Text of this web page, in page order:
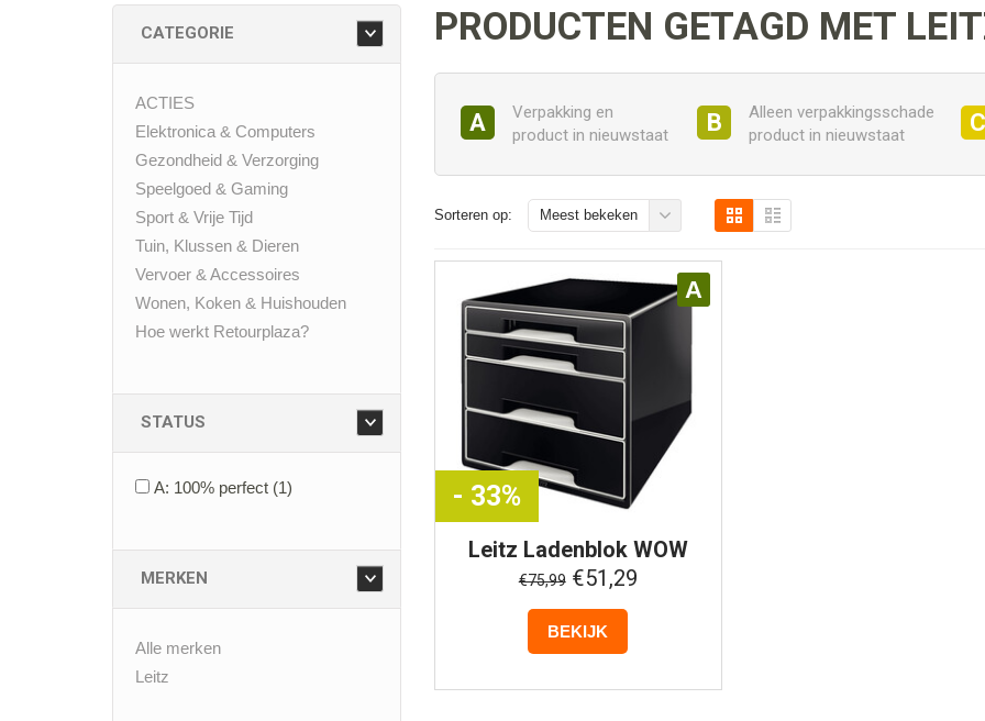
CATEGORIE
ACTIES
Elektronica & Computers
Gezondheid & Verzorging
Speelgoed & Gaming
Sport & Vrije Tijd
Tuin, Klussen & Dieren
Vervoer & Accessoires
Wonen, Koken & Huishouden
Hoe werkt Retourplaza?
STATUS
A: 100% perfect (1)
MERKEN
Alle merken
Leitz
PRODUCTEN GETAGD MET
A
Verpakking en
product in nieuwstaat
B
Alleen verpakkingsschade
product in nieuwstaat
Sorteren op: Meest bekeken
A
- 33%
Leitz Ladenblok WOW
Cube - 4 lades - Zwart
€75,99€51,29
BEKIJK